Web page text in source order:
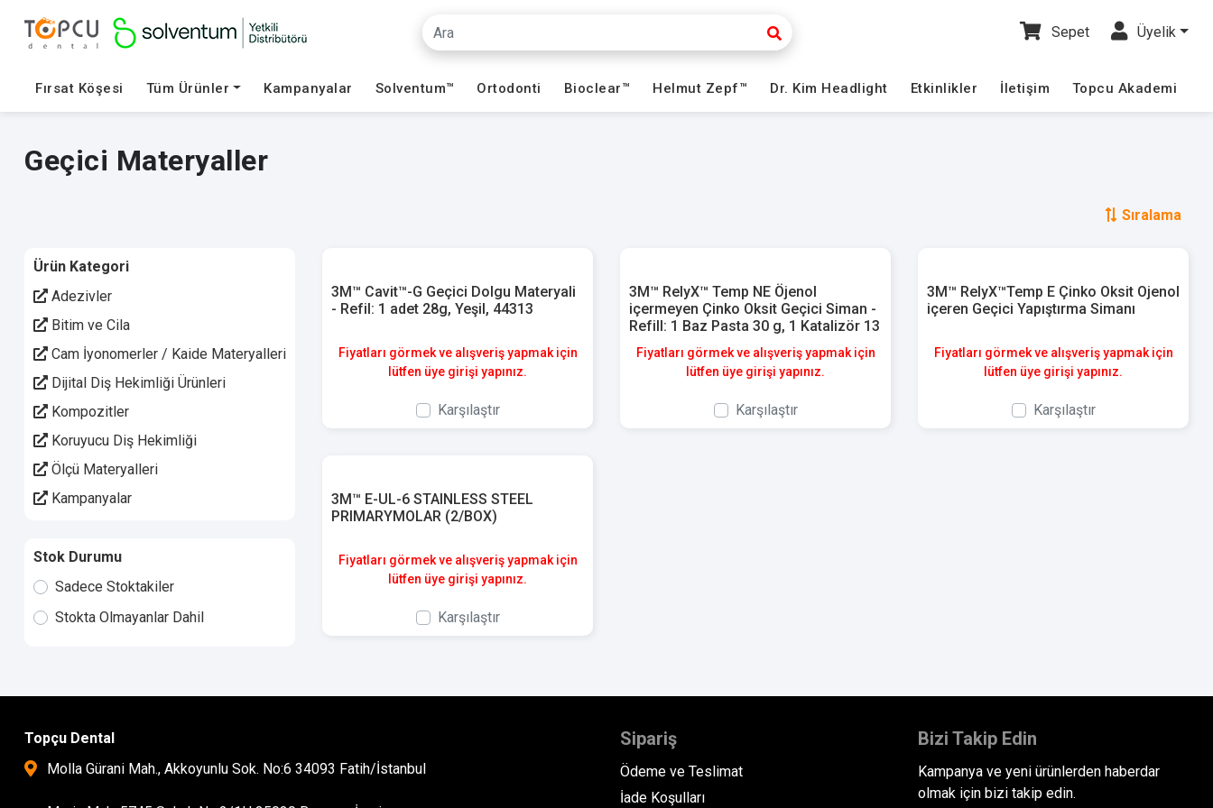
Sepet Üyelik
Fırsat Köşesi Tüm Ürünler Kampanyalar Solventum™ Ortodonti Bioclear™ Helmut Zepf™ Dr. Kim Headlight Etkinlikler İletişim Topcu Akademi
Geçici Materyaller
Sıralama
Ürün Kategori
Adezivler
Bitim ve Cila
Cam İyonomerler / Kaide Materyalleri
Dijital Diş Hekimliği Ürünleri
Kompozitler
Koruyucu Diş Hekimliği
Ölçü Materyalleri
Kampanyalar
Geçici Materyaller
Simanlar
Ortodonti
Cerrahi El Aletleri
Stok Durumu
Sadece Stoktakiler
Stokta Olmayanlar Dahil
3M™ Cavit™-G Geçici Dolgu Materyali
- Refil: 1 adet 28g, Yeşil, 44313
Fiyatları görmek ve alışveriş yapmak için
lütfen üye girişi yapınız.
Karşılaştır
3M™ RelyX™ Temp NE Öjenol
içermeyen Çinko Oksit Geçici Siman -
Refill: 1 Baz Pasta 30 g, 1 Katalizör 13
g, 1 Karıştırma Pedi
Fiyatları görmek ve alışveriş yapmak için
lütfen üye girişi yapınız.
Karşılaştır
3M™ RelyX™Temp E Çinko Oksit Ojenol
içeren Geçici Yapıştırma Simanı
Fiyatları görmek ve alışveriş yapmak için
lütfen üye girişi yapınız.
Karşılaştır
3M™ E-UL-6 STAINLESS STEEL
PRIMARYMOLAR (2/BOX)
Fiyatları görmek ve alışveriş yapmak için
lütfen üye girişi yapınız.
Karşılaştır
Topçu Dental
Molla Gürani Mah., Akkoyunlu Sok. No:6 34093 Fatih/İstanbul
Sipariş
Ödeme ve Teslimat
İade Koşulları
Bizi Takip Edin
Kampanya ve yeni ürünlerden haberdar
olmak için bizi takip edin.